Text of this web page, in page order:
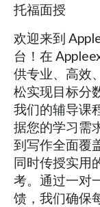
托福面授
欢迎来到
台！在
供专业、高效
松实现目标分
我们的辅导课
据您的学习需
到写作全面覆
同时传授实用
考。通过一对
馈，我们确保